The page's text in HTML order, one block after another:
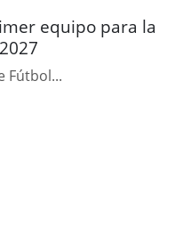
equipo para la
Fútbol...